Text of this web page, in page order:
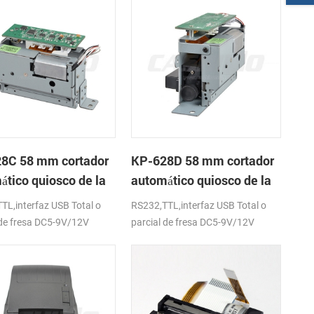
58 mm cortador
quiosco de la
térmicaUSB Total o
fresa DC5-9V/12V
KP-628D 58 mm cortador
automático quiosco de la
impresora térmica
RS232,TTL,interfaz USB Total o
parcial de fresa DC5-9V/12V